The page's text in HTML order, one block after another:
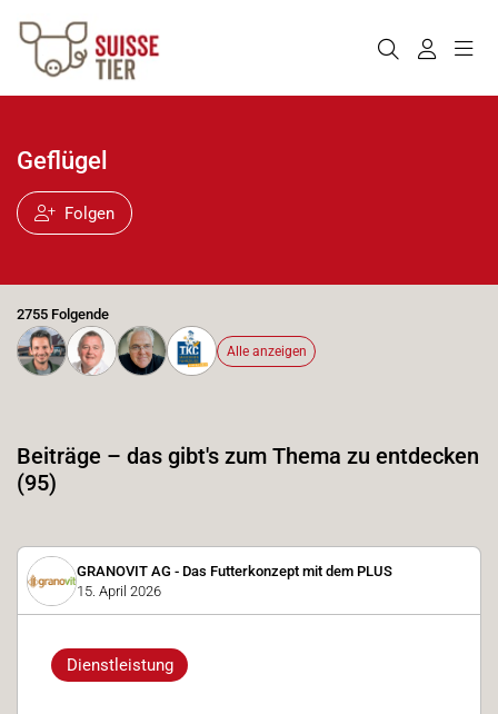
Geflügel
Folgen
2755 Folgende
Alle anzeigen
Beiträge – das gibt's zum Thema zu entdecken
(95)
GRANOVIT AG - Das Futterkonzept mit dem PLUS
15. April 2026
Dienstleistung